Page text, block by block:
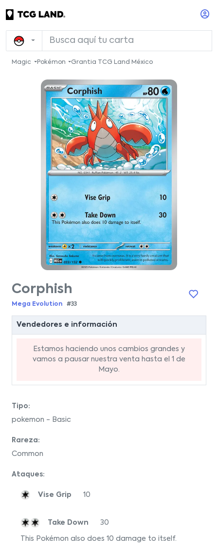
Magic Pokémon Grantia TCG Land México
Corphish
Mega Evolution #33
Vendedores e información
Estamos haciendo unos cambios grandes y
vamos a pausar nuestra venta hasta el 1 de
Mayo.
Tipo:
pokemon - Basic
Rareza:
Common
Ataques:
Vise Grip 10
Take Down 30
This Pokémon also does 10 damage to itself.